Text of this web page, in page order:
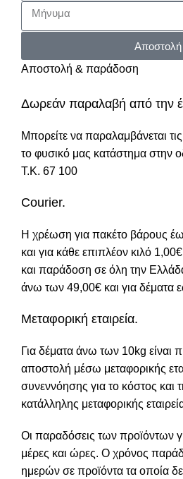
Αποστολή
Αποστολή & παράδοση
Δωρεάν παραλαβή από την
Μπορείτε να παραλαμβάνεται
το φυσικό μας κατάστημα στην
Τ.Κ. 67 100
Courier.
Η χρέωση για πακέτο βάρους
και για κάθε επιπλέον κιλό
και παράδοση σε όλη την
άνω των 49,00€ και για δέματα
Μεταφορική εταιρεία.
Για δέματα άνω των 10kg είναι
αποστολή μέσω μεταφορικής
συνεννόησης για το κόστος και
κατάλληλης μεταφορικής
Οι παραδόσεις των προϊόντων
μέρες και ώρες. Ο χρόνος
ημερών σε προϊόντα τα οποία